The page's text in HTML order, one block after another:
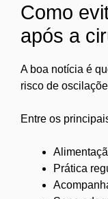
Como
após a
A boa notícia é
risco de
Entre os
Prática